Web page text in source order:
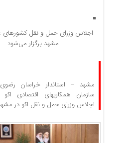
اجلاس وزرای حمل و نقل کشورهای
مشهد برگزار می‌شود
مشهد – استاندار خراسان
سازمان همکاریهای اقتصادی اکو
اجلاس وزرای حمل و نقل اکو در